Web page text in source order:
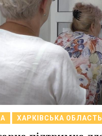
ХАРКІВСЬКА ОБЛАСТЬ